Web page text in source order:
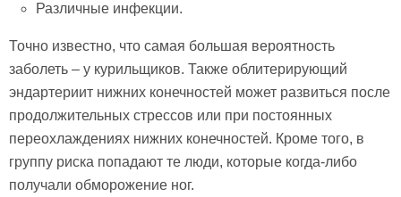
Различные инфекции.
Точно известно, что самая большая вероятность
заболеть – у курильщиков. Также облитерирующий
эндартериит нижних конечностей может развиться после
продолжительных стрессов или при постоянных
переохлаждениях нижних конечностей. Кроме того, в
группу риска попадают те люди, которые когда-либо
получали обморожение ног.